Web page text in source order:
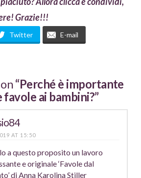
Grazie!!!
Twitter E-mail
“Perché è importante
ai bambini?”
AT 15:50
a questo proposito un lavoro
e originale ‘Favole dal
di Anna Karolina Stiller